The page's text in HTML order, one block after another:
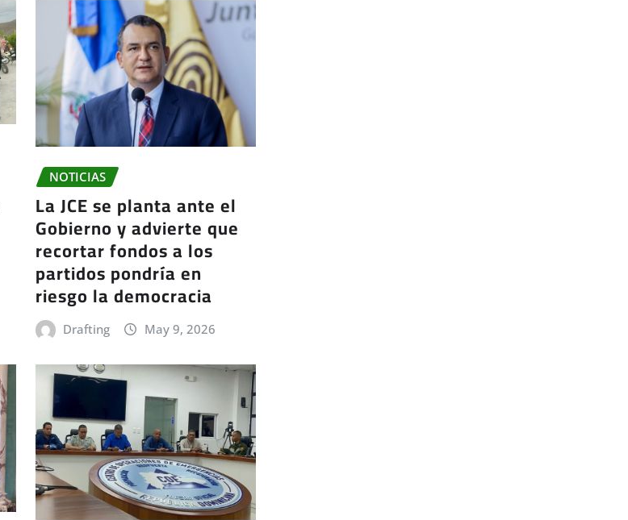
NOTICIAS
La JCE se planta ante el
Gobierno y advierte que
recortar fondos a los
partidos pondría en
riesgo la democracia
Drafting May 9, 2026